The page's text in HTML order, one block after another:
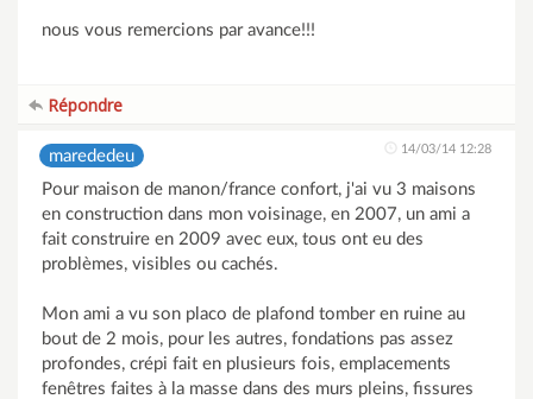
nous vous remercions par avance!!!
Répondre
marededeu 14/03/14 12:28
Pour maison de manon/france confort, j'ai vu 3 maisons
en construction dans mon voisinage, en 2007, un ami a
fait construire en 2009 avec eux, tous ont eu des
problèmes, visibles ou cachés.
Mon ami a vu son placo de plafond tomber en ruine au
bout de 2 mois, pour les autres, fondations pas assez
profondes, crépi fait en plusieurs fois, emplacements
fenêtres faites à la masse dans des murs pleins, fissures